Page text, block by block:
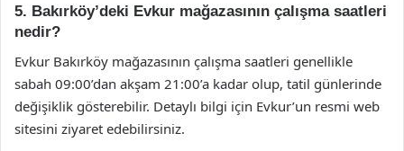
5. Bakırköy’deki Evkur mağazasının çalışma saatleri
nedir?
Evkur Bakırköy mağazasının çalışma saatleri genellikle
sabah 09:00’dan akşam 21:00’a kadar olup, tatil günlerinde
değişiklik gösterebilir. Detaylı bilgi için Evkur’un resmi web
sitesini ziyaret edebilirsiniz.